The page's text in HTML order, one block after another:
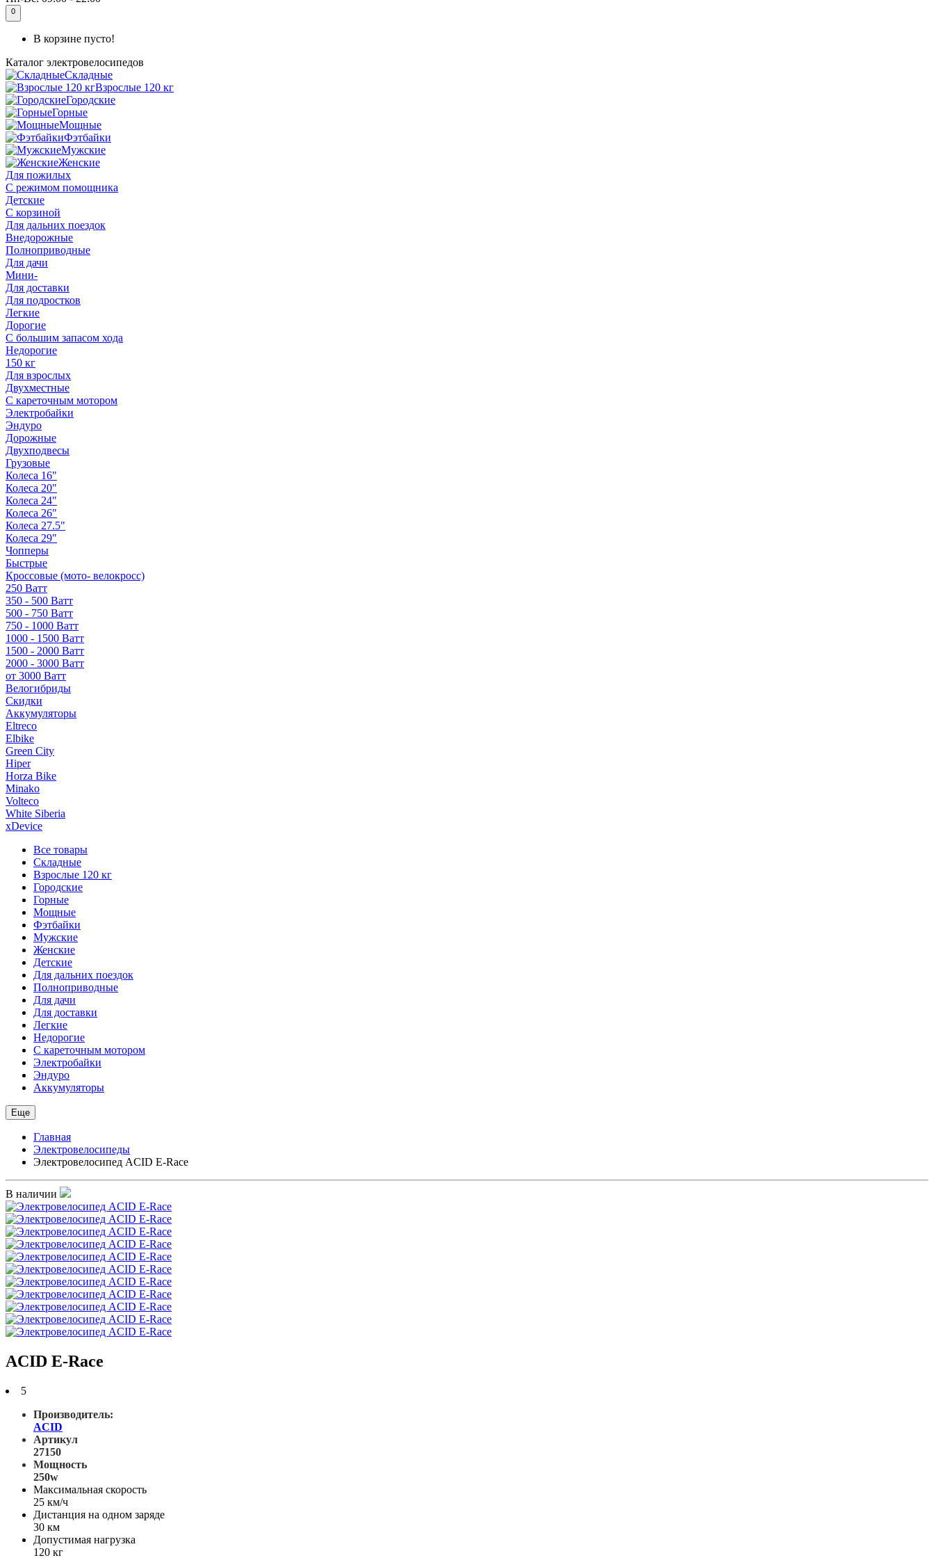
0
В корзине пусто!
Каталог электровелосипедов
Складные
Взрослые 120 кг
Городские
Горные
Мощные
Фэтбайки
Мужские
Женские
Для пожилых
С режимом помощника
Детские
С корзиной
Для дальних поездок
Внедорожные
Полноприводные
Для дачи
Мини-
Для доставки
Для подростков
Легкие
Дорогие
С большим запасом хода
Недорогие
150 кг
Для взрослых
Двухместные
С кареточным мотором
Электробайки
Эндуро
Дорожные
Двухподвесы
Грузовые
Колеса 16"
Колеса 20"
Колеса 24"
Колеса 26"
Колеса 27.5"
Колеса 29"
Чопперы
Быстрые
Кроссовые (мото- велокросс)
250 Ватт
350 - 500 Ватт
500 - 750 Ватт
750 - 1000 Ватт
1000 - 1500 Ватт
1500 - 2000 Ватт
2000 - 3000 Ватт
от 3000 Ватт
Велогибриды
Скидки
Аккумуляторы
Eltreco
Elbike
Green City
Hiper
Horza Bike
Minako
Volteco
White Siberia
xDevice
Все товары
Складные
Взрослые 120 кг
Городские
Горные
Мощные
Фэтбайки
Мужские
Женские
Детские
Для дальних поездок
Полноприводные
Для дачи
Для доставки
Легкие
Недорогие
С кареточным мотором
Электробайки
Эндуро
Аккумуляторы
Еще
Главная
Электровелосипеды
Электровелосипед ACID E-Race
В наличии
ACID E-Race
5
Производитель:
ACID
Артикул
27150
Мощность
250w
Максимальная скорость
25 км/ч
Дистанция на одном заряде
30 км
Допустимая нагрузка
120 кг